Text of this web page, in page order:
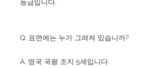
등급입니다.
Q. 표면에는 누가 그려져 있습니까?
A. 영국 국왕 조지 5세입니다.